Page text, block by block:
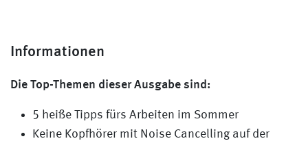
Informationen
Die Top-Themen dieser Ausgabe sind:
5 heiße Tipps fürs Arbeiten im Sommer
Keine Kopfhörer mit Noise Cancelling auf der